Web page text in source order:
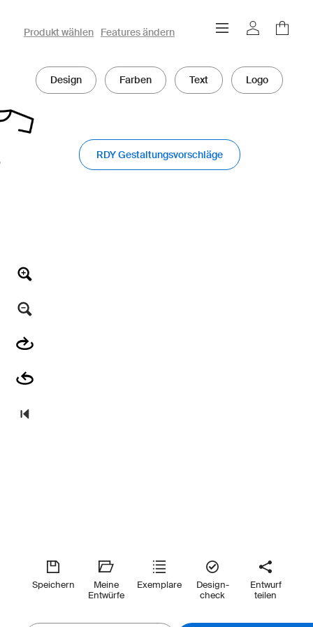
owayo 3D-Konfigurator
Produkt wählen Features ändern
Design Farben Text Logo
RDY Gestaltungsvorschläge
Speichern
Meine
Entwürfe
Exemplare
Design-
check
Entwurf
teilen